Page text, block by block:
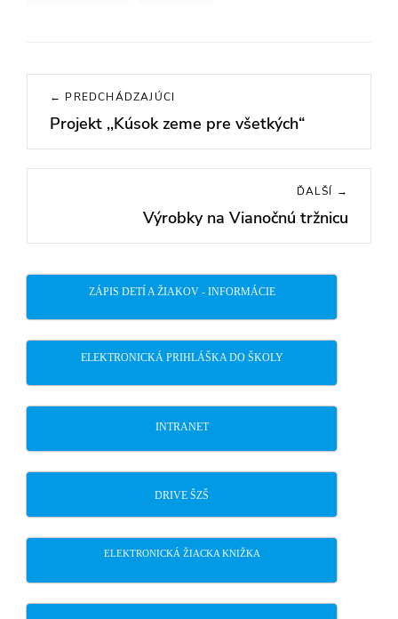
Navigácia
článku
← PREDCHÁDZAJÚCI
Previous
post:
Projekt ,,Kúsok zeme pre všetkých“
ĎALŠÍ →
post:
Výrobky na Vianočnú tržnicu
ZÁPIS DETÍ A ŽIAKOV - INFORMÁCIE
ELEKTRONICKÁ PRIHLÁŠKA DO ŠKOLY
INTRANET
DRIVE ŠZŠ
ELEKTRONICKÁ ŽIACKA KNIŽKA